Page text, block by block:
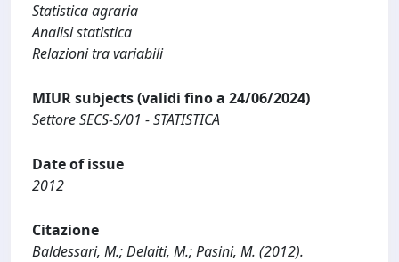
Statistica agraria
Analisi statistica
Relazioni tra variabili
MIUR subjects (validi fino a 24/06/2024)
Settore SECS-S/01 - STATISTICA
Date of issue
2012
Citazione
Baldessari, M.; Delaiti, M.; Pasini, M. (2012).